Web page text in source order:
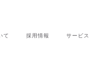
て 採用情報 サービス